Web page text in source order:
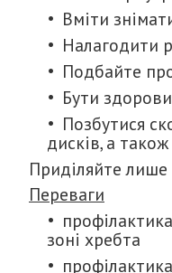
Вміти
Налагодити
Подбайте
Бути
Позбутися
дисків, а
Приділяйте
Переваги
зоні хребта